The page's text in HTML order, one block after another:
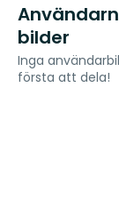
bilder
Inga
första att dela!